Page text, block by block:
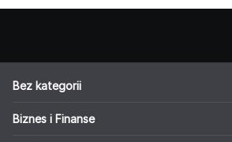
Bez kategorii
Biznes i Finanse